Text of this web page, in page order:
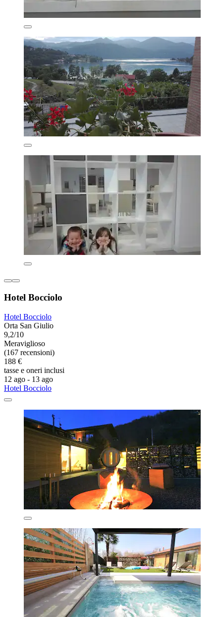
Hotel Bocciolo
Hotel Bocciolo
Orta San Giulio
9,2/10
Meraviglioso
(167 recensioni)
188 €
tasse e oneri inclusi
12 ago - 13 ago
Hotel Bocciolo